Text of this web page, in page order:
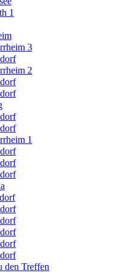
1
3
2
1
Treffen